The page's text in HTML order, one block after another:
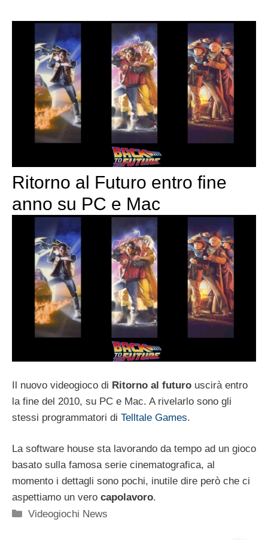
Ritorno al Futuro entro fine
anno su PC e Mac
Il nuovo videogioco di Ritorno al futuro uscirà entro
la fine del 2010, su PC e Mac. A rivelarlo sono gli
stessi programmatori di Telltale Games.
La software house sta lavorando da tempo ad un gioco
basato sulla famosa serie cinematografica, al
momento i dettagli sono pochi, inutile dire però che ci
aspettiamo un vero capolavoro.
Categorie
Videogiochi News